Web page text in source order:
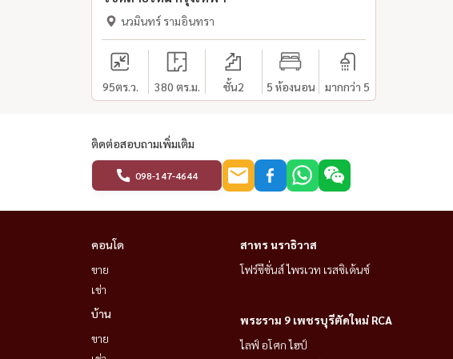
นวมินทร์ รามอินทรา
95ตร.ว. 380 ตร.ม. ชั้น2 5 ห้องนอน มากกว่า 5
ติดต่อสอบถามเพิ่มเติม
098-147-4644
คอนโด
ขาย
เช่า
บ้าน
ขาย
สาทร นราธิวาส
โฟร์ซีซั่นส์ ไพรเวท เรสซิเด้นซ์
พระราม 9 เพชรบุรีตัดใหม่ RCA
ไลฟ์ อโศก ไฮป์